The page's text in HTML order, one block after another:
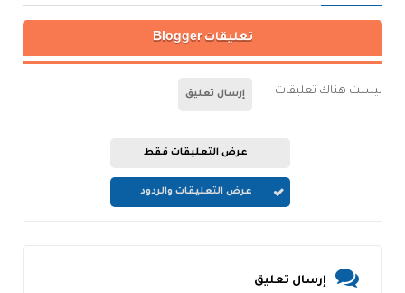
تعليقات Blogger
ليست هناك تعليقات إرسال تعليق
عرض التعليقات فقط
عرض التعليقات والردود
إرسال تعليق